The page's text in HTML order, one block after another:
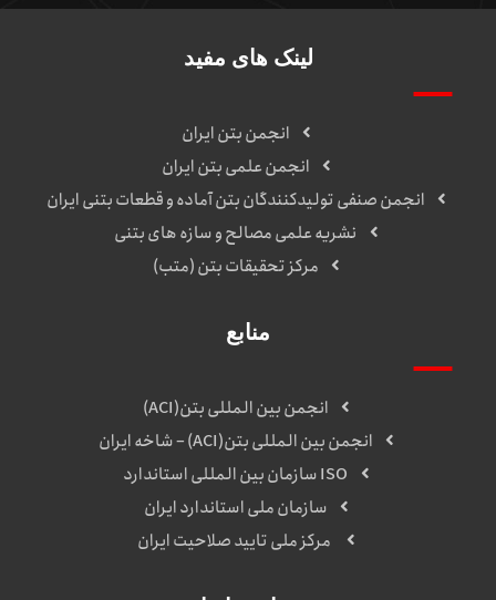
لینک های مفید
انجمن بتن ایران
انجمن علمی بتن ایران
انجمن صنفی تولیدکنندگان بتن آماده و قطعات بتنی ایران
نشریه علمی مصالح و سازه های بتنی
مرکز تحقیقات بتن (متب)
منابع
انجمن بین المللی بتن(ACI)
انجمن بین المللی بتن(ACI) – شاخه ایران
ISO سازمان بین المللی استاندارد
سازمان ملی استاندارد ایران
مرکز ملی تایید صلاحیت ایران